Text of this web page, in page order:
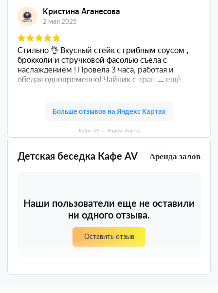
Детская беседка Кафе AV Аренда залов
Наши пользователи еще не оставили
ни одного отзыва.
Оставить отзыв
Кафе AV — Яндекс Карты